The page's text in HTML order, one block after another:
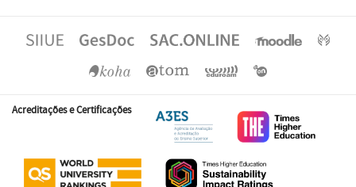
Acreditações e Certificações